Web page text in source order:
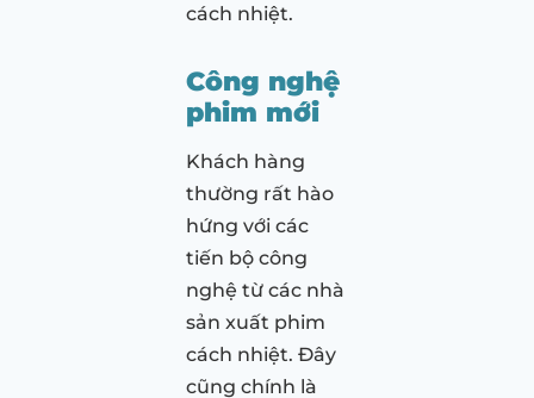
cách nhiệt.
Công nghệ
phim mới
Khách hàng
thường rất hào
hứng với các
tiến bộ công
nghệ từ các nhà
sản xuất phim
cách nhiệt. Đây
cũng chính là